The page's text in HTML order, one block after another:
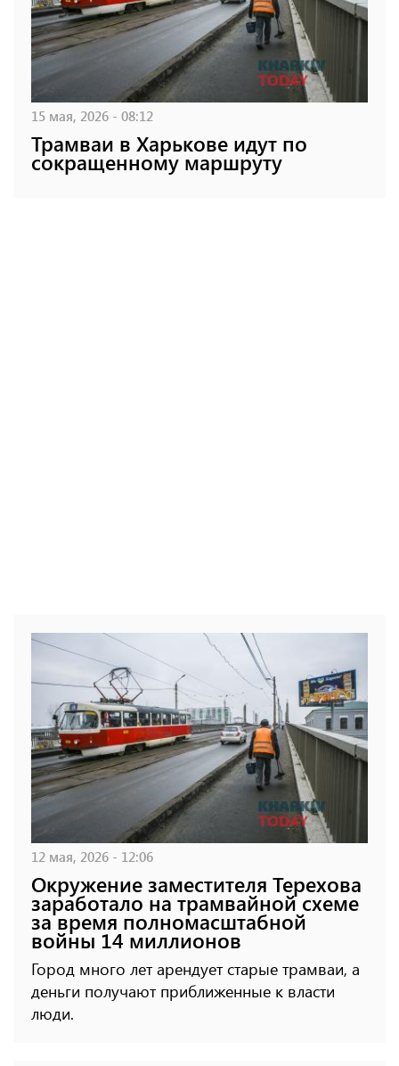
15 мая, 2026 - 08:12
Трамваи в Харькове идут по
сокращенному маршруту
12 мая, 2026 - 12:06
Окружение заместителя Терехова
заработало на трамвайной схеме
за время полномасштабной
войны 14 миллионов
Город много лет арендует старые трамваи, а
деньги получают приближенные к власти
люди.